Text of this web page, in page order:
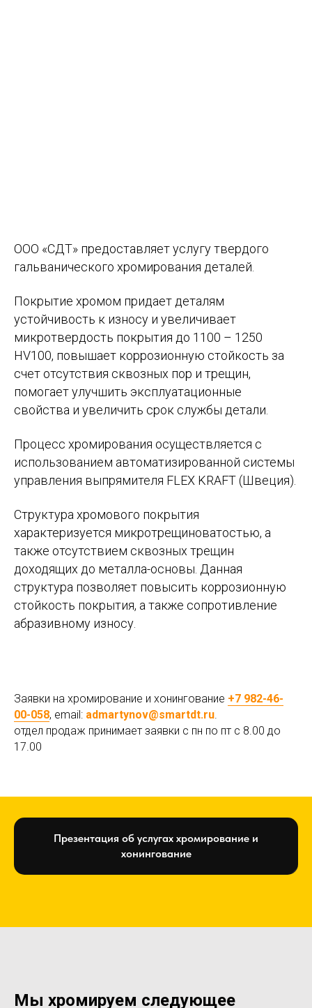
ООО «СДТ» предоставляет услугу твердого
гальванического хромирования деталей.
Покрытие хромом придает деталям
устойчивость к износу и увеличивает
микротвердость покрытия до 1100 – 1250
HV100, повышает коррозионную стойкость за
счет отсутствия сквозных пор и трещин,
помогает улучшить эксплуатационные
свойства и увеличить срок службы детали.
Процесс хромирования осуществляется с
использованием автоматизированной системы
управления выпрямителя FLEX KRAFT (Швеция).
Структура хромового покрытия
характеризуется микротрещиноватостью, а
также отсутствием сквозных трещин
доходящих до металла-основы. Данная
структура позволяет повысить коррозионную
стойкость покрытия, а также сопротивление
абразивному износу.
Заявки на хромирование и хонингование +7 982-46-
00-058, email: admartynov@smartdt.ru.
отдел продаж принимает заявки с пн по пт с 8.00 до
17.00
Презентация об услугах хромирование и
хонингование
Мы хромируем следующее